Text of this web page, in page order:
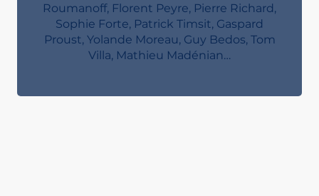
Roumanoff, Florent Peyre, Pierre Richard,
Sophie Forte, Patrick Timsit, Gaspard
Proust, Yolande Moreau, Guy Bedos, Tom
Villa, Mathieu Madénian…